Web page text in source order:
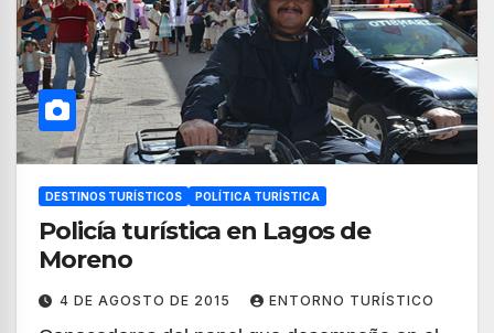
DESTINOS TURÍSTICOS POLÍTICA TURÍSTICA
Policía turística en Lagos de
Moreno
4 DE AGOSTO DE 2015 ENTORNO TURÍSTICO